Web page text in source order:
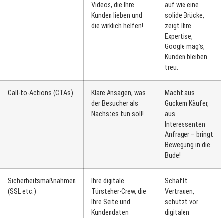
Videos, die Ihre
Kunden lieben und
die wirklich helfen!
auf wie eine
solide Brücke,
zeigt Ihre
Expertise,
Google mag’s,
Kunden bleiben
treu.
Call-to-Actions (CTAs)
Klare Ansagen, was
der Besucher als
Nächstes tun soll!
Macht aus
Guckern Käufer,
aus
Interessenten
Anfrager – bringt
Bewegung in die
Bude!
Sicherheitsmaßnahmen
(SSL etc.)
Ihre digitale
Türsteher-Crew, die
Ihre Seite und
Kundendaten
Schafft
Vertrauen,
schützt vor
digitalen